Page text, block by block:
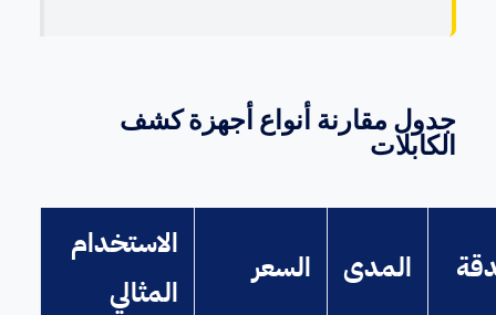
جدول مقارنة أنواع أجهزة كشف
الكابلات
المدى السعر
الاستخدام
المثالي